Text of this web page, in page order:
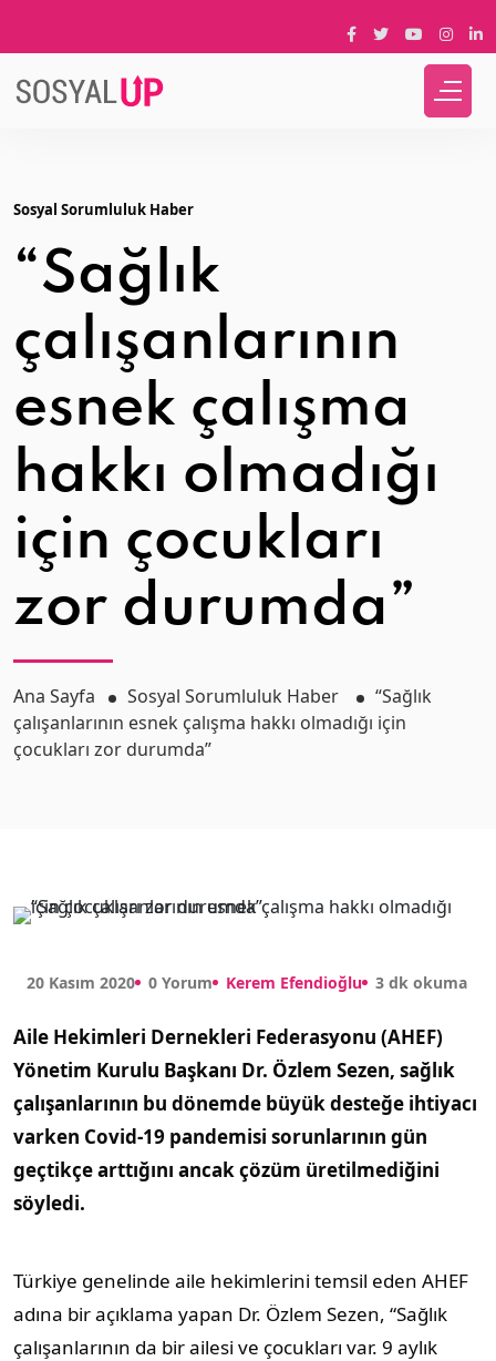
Sosyal Sorumluluk Haber
“Sağlık
çalışanlarının
esnek çalışma
hakkı olmadığı
için çocukları
zor durumda”
Ana Sayfa Sosyal Sorumluluk Haber
“Sağlık
çalışanlarının esnek çalışma hakkı olmadığı için
çocukları zor durumda”
20 Kasım 2020 0 Yorum Kerem Efendioğlu 3 dk okuma
Aile Hekimleri Dernekleri Federasyonu (AHEF)
Yönetim Kurulu Başkanı Dr. Özlem Sezen, sağlık
çalışanlarının bu dönemde büyük desteğe ihtiyacı
varken Covid-19 pandemisi sorunlarının gün
geçtikçe arttığını ancak çözüm üretilmediğini
söyledi.
Türkiye genelinde aile hekimlerini temsil eden AHEF
adına bir açıklama yapan Dr. Özlem Sezen, “Sağlık
çalışanlarının da bir ailesi ve çocukları var. 9 aylık